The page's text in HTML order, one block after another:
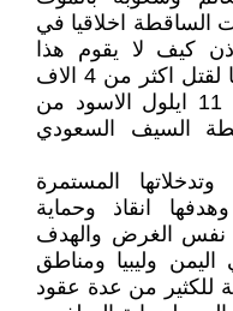
الساقطة اخلاقيا في
كيف لا يقوم هذا
النظام المتخلف بارسال 16 ارهابيا لقتل اكثر من 4 الاف
انسان وتدمير ابراج نيويورك في 11 ايلول الاسود من
السيف السعودي
المستمرة
انقاذ وحماية
, نفس الغرض والهدف
وليبيا ومناطق
للكثير من عدة عقود